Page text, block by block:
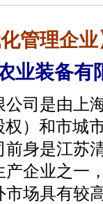
管理企业
业装备有
司是由上
）和市城
身是江苏
企业之一
场具有较